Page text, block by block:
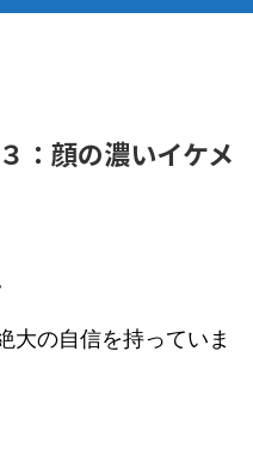
：顔の濃いイケメ
大の自信を持っていま